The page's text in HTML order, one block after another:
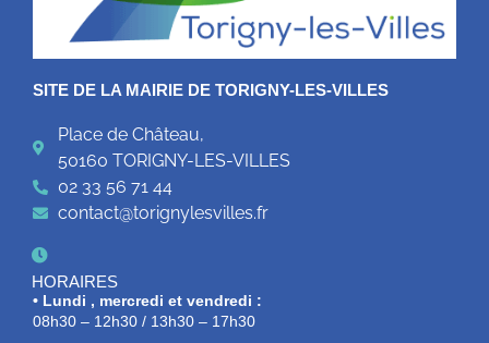
SITE DE LA MAIRIE DE TORIGNY-LES-VILLES
Place de Château,
50160 TORIGNY-LES-VILLES
02 33 56 71 44
contact@torignylesvilles.fr
HORAIRES
• Lundi , mercredi et vendredi :
08h30 – 12h30 / 13h30 – 17h30